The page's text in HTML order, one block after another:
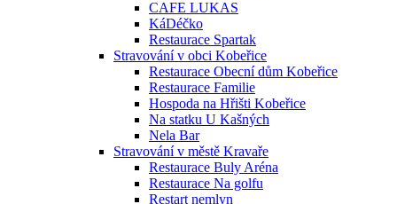
CAFE LUKAS
KáDéčko
Restaurace Spartak
Stravování v obci Kobeřice
Restaurace Obecní dům Kobeřice
Restaurace Familie
Hospoda na Hřišti Kobeřice
Na statku U Kašných
Nela Bar
Stravování v městě Kravaře
Restaurace Buly Aréna
Restaurace Na golfu
Restart nemlyn